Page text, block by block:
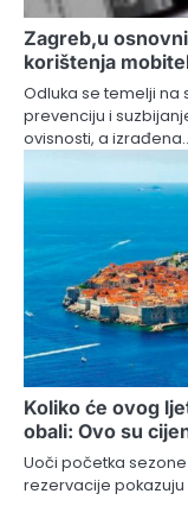
Zagreb,u
korištenja
Odluka se temelji na
prevenciju i
ovisnosti, a
Koliko će ovog
obali: Ovo su
Uoči početka
rezervacije